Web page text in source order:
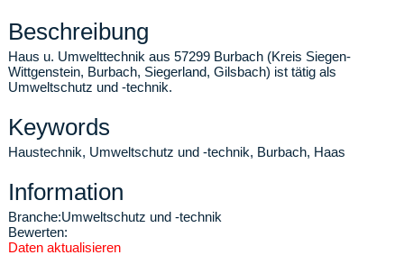
Beschreibung
Haus u. Umwelttechnik aus 57299 Burbach (Kreis Siegen-
Wittgenstein, Burbach, Siegerland, Gilsbach) ist tätig als
Umweltschutz und -technik.
Keywords
Haustechnik, Umweltschutz und -technik, Burbach, Haas
Information
Branche:Umweltschutz und -technik
Bewerten:
Daten aktualisieren